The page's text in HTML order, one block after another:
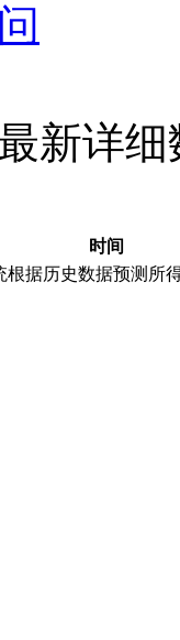
新详细
时间
根据历史数据预测所